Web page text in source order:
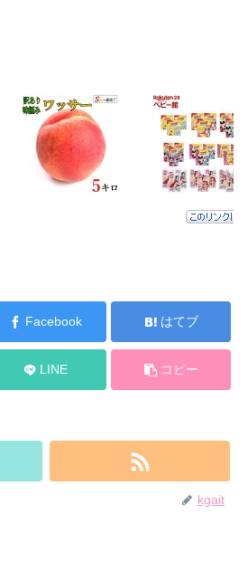
Facebook はてブ
LINE コピー
kgait